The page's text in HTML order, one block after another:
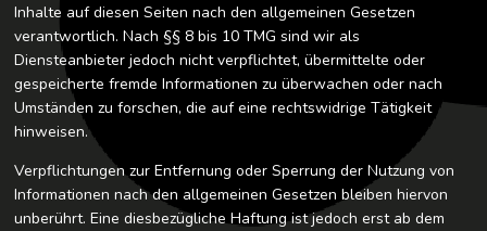
Inhalte auf diesen Seiten nach den allgemeinen Gesetzen
verantwortlich. Nach §§ 8 bis 10 TMG sind wir als
Diensteanbieter jedoch nicht verpflichtet, übermittelte oder
gespeicherte fremde Informationen zu überwachen oder nach
Umständen zu forschen, die auf eine rechtswidrige Tätigkeit
hinweisen.
Verpflichtungen zur Entfernung oder Sperrung der Nutzung von
Informationen nach den allgemeinen Gesetzen bleiben hiervon
unberührt. Eine diesbezügliche Haftung ist jedoch erst ab dem